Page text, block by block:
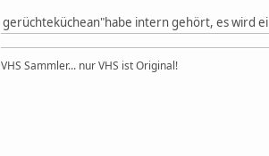
gerüchteküchean"habe intern gehört, es wird
VHS Sammler... nur VHS ist Original!